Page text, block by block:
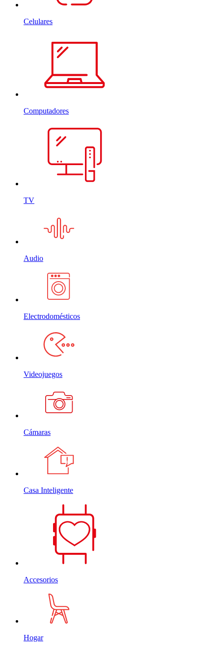
Celulares
Computadores
TV
Audio
Electrodomésticos
Videojuegos
Cámaras
Casa Inteligente
Accesorios
Hogar